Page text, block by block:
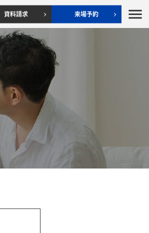
資料請求 来場予約 menu